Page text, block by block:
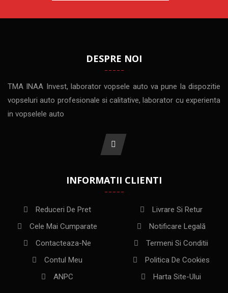
DESPRE NOI
TMA INAA Invest, laborator vopsele auto va pune la dispozitie
vopseluri auto profesionale si calitative, laborator cu experienta
in vopselele auto
INFORMATII CLIENTI
Reduceri De Pret
Cele Mai Cumparate
Contacteaza-Ne
Contul Meu
ANPC
Livrare Si Retur
Notificare Legală
Termeni Si Conditii
Politica De Cookies
Harta Site-Ului